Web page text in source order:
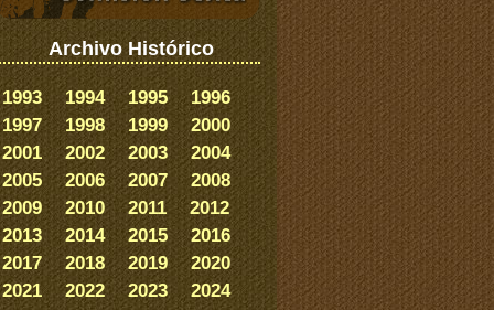
Archivo Histórico
1993 1994 1995
1996
1997
1998 1999
2000
2001
2002 2003
2004
2005
2006 2007
2008
2009
2010 2011
2012
2013
2014 2015
2016
2017
2018 2019
2020
2021
2022 2023
2024